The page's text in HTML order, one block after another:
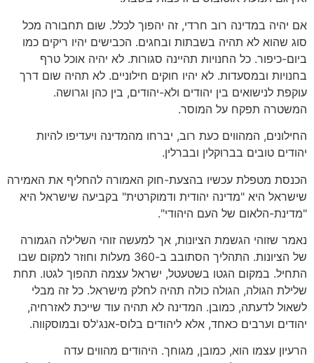
אם יהיה במדינה רוב חרדי, זה יהפוך לכלל. שום תחבורה מכל
סוג שהוא לא תהיה בשבתות ובחגים. הכבישים יהיו ריקים כמו
ביום-כיפור. כל החנויות תהיינה סגורות. לא יהיה אוכל טרף
בחנויות ובמסעדות. לא יהיו חוקים חילוניים. לא תהיה שום דרך
עוקפת לנישואים בין יהודים ולא-יהודים, בין כהן וגרושה.
המשטרה תפקח על המוסר.
החילונים, המהווים כעת רוב, יברחו מהמדינה ויעדיפו להיות
יהודים טובים בברוקלין ובברלין.
הכנסת מטפלת עכשיו בהצעת-חוק האמורה להחליף את האמירה
שישראל היא "מדינה יהודית ודמוקרטית" בקביעה שישראל היא
"מדינת-הלאום של העם היהודי".
נאמר שזוהי הגשמת הציונות, אך למעשה זוהי השלילה הגמורה
של הציונות. התהליך הסתובב ב-360 מעלות וחוזר למקום שבו
התחיל. במקום הגטו בשטעטל, ישראל עצמה תהפוך לגטו. תחת
שלילת הגולה, הגולה כולה תהיה לחלק מישראל. כל זה מבלי
לשאול לדעתה, כמובן. המדינה לא תהיה עוד שייכת לאזרחיה,
יהודים וערבים כאחד, אלא ליהודים בלוס-אנג'לס ובמוסקווה.
הרעיון עצמו הוא, כמובן, מגוחך. היהודים מהווים עדה